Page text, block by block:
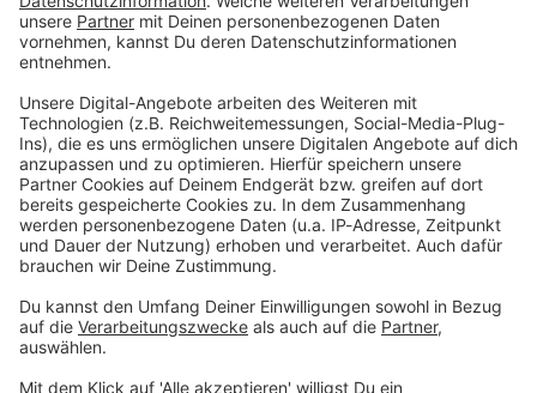
Du möchtest uns etwas sagen?
Studio Hotline
Kontaktformular
Sprachnachricht
© dpa-infocom, dpa:251222-930-459037/1